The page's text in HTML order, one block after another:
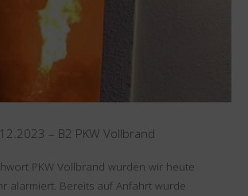
Hubschrauberlandung"
– B2 PKW Vollbrand
PKW Vollbrand wurden wir heute
alarmiert. Bereits auf Anfahrt wurde